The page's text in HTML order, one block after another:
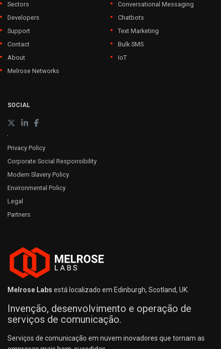
Sectors
Developers
Support
Contact
About
Melrose Networks
Conversational Messaging
Chatbots
Text Marketing
Bulk SMS
IoT
SOCIAL
Privacy Policy
Corporate Social Responsibility
Modern Slavery Policy
Environmental Policy
Legal
Partners
Melrose Labs está localizado em Edinburgh, Scotland, UK.
Invenção, desenvolvimento e operação de
serviços de comunicação.
Serviços de comunicação em nuvem inovadores que tornam as